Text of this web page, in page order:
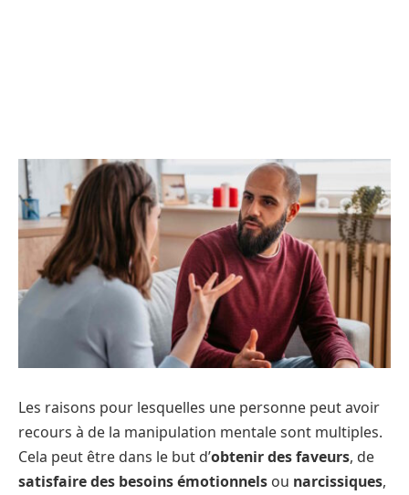
Les raisons pour lesquelles une personne peut avoir
recours à de la manipulation mentale sont multiples.
Cela peut être dans le but d’obtenir des faveurs, de
satisfaire des besoins émotionnels ou narcissiques,